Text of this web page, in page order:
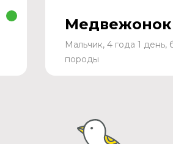
Медвежонок
Мальчик, 4 года 1 день,
породы